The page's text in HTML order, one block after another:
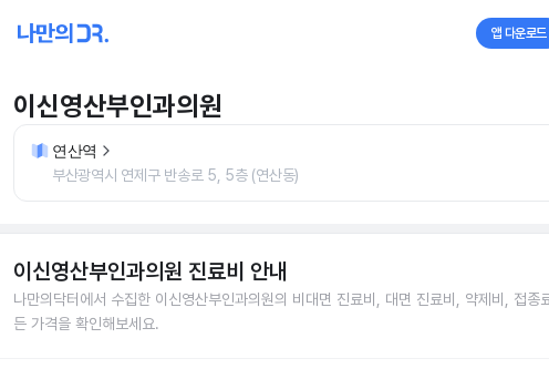
앱 다운로드
이신영산부인과의원
연산역
부산광역시 연제구 반송로 5, 5층 (연산동)
이신영산부인과의원 진료비 안내
나만의닥터에서 수집한 이신영산부인과의원의 비대면 진료비, 대면 진료비, 약제비, 접종
든 가격을 확인해보세요.